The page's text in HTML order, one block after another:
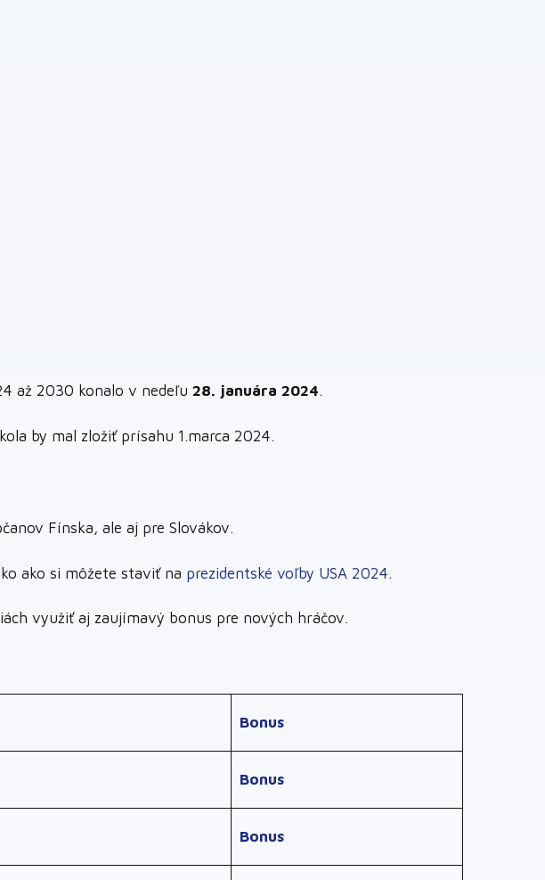
až 2030 konalo v nedeľu 28. januára 2024.
by mal zložiť prísahu 1.marca 2024.
Fínska, ale aj pre Slovákov.
ako si môžete staviť na prezidentské voľby USA 2024.
využiť aj zaujímavý bonus pre nových hráčov.
Bonus
Bonus
Bonus